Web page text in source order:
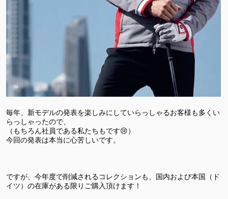
毎年、新モデルの発表を楽しみにしていらっしゃるお客様も多くい
らっしゃったので、
（もちろん社員である私たちもです😢）
今回の発表は本当に心苦しいです。
ですが、今年度で削減されるコレクションも、国内および本国（ド
イツ）の在庫がある限りご購入頂けます！